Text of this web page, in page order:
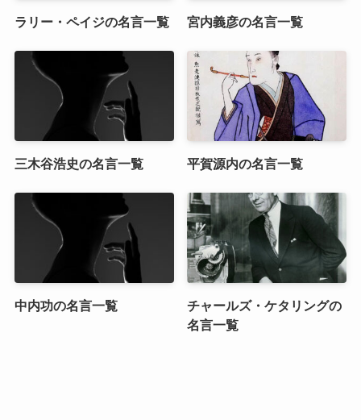
ラリー・ペイジの名言一覧 宮内義彦の名言一覧
三木谷浩史の名言一覧 平賀源内の名言一覧
中内功の名言一覧
チャールズ・ケタリングの
名言一覧